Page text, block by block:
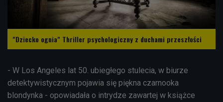
"Dziecko ognia" Thriller psychologiczny z duchami przeszłości
- W Los Angeles lat 50. ubiegłego stulecia, w biurze
detektywistycznym pojawia się piękna czarnooka
blondynka - opowiadała o intrydze zawartej w książce